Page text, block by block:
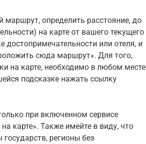
определить расстояние, до
на карте от вашего текущего
или отеля, и
сюда маршрут». Для того,
на карте, необходимо в любом месте
подсказке нажать ссылку
при включенном сервисе
карте». Также имейте в виду, что
регионы без